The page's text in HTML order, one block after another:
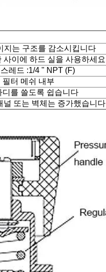
지는 구조를 감소시킵니다
사이에 하드 실을 사용하세요
레드 :1/4 " NPT (F)
필터 메쉬 내부
디를 쓸도록 쉽습니다
널 또는 벽체는 증가했습니다